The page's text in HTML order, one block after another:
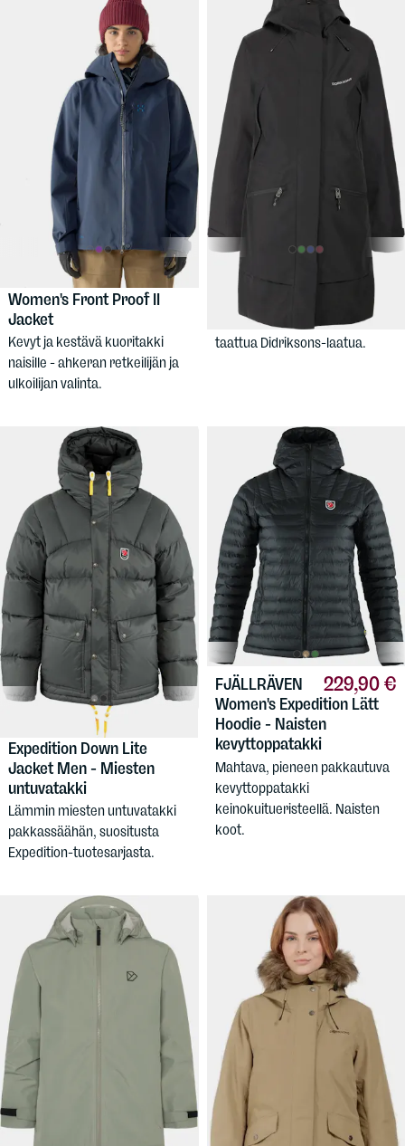
309 €
HAGLÖFS
Women's Front Proof II
Jacket
Kevyt ja kestävä kuoritakki
naisille - ahkeran retkeilijän ja
ulkoilijan valinta.
250 €
DIDRIKSONS
Women's Ilma Parka 8
Pidempi kevättakki naisille,
taattua Didriksons-laatua.
FJÄLLRÄVEN
Expedition Down Lite
Jacket Men - Miesten
untuvatakki
Lämmin miesten untuvatakki
pakkassäähän, suositusta
Expedition-tuotesarjasta.
229,90 €
FJÄLLRÄVEN
Women's Expedition Lätt
Hoodie - Naisten
kevyttoppatakki
Mahtava, pieneen pakkautuva
kevyttoppatakki
keinokuitueristeellä. Naisten
koot.